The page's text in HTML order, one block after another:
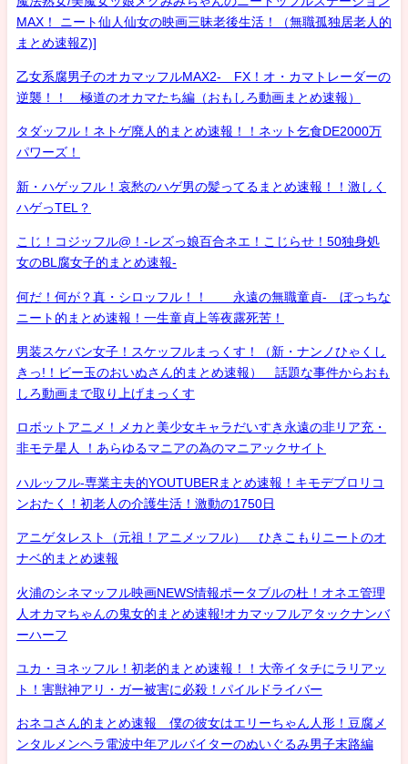
MAX！ ニート仙人仙女の映画三昧老後生活！（無職孤独居老人的
まとめ速報Z)]
乙女系腐男子のオカマッフルMAX2- FX！オ・カマトレーダーの
逆襲！！ 極道のオカマたち編（おもしろ動画まとめ速報）
タダッフル！ネトゲ廃人的まとめ速報！！ネット乞食DE2000万
パワーズ！
新・ハゲッフル！哀愁のハゲ男の髪ってるまとめ速報！！激しく
ハゲっTEL？
こじ！コジッフル@！-レズっ娘百合ネエ！こじらせ！50独身処
女のBL腐女子的まとめ速報-
何だ！何が？真・シロッフル！！ 永遠の無職童貞- ぼっちな
ニート的まとめ速報！一生童貞上等夜露死苦！
男装スケバン女子！スケッフルまっくす！（新・ナンノひゃくし
きっ!！ビー玉のおいぬさん的まとめ速報） 話題な事件からおも
しろ動画まで取り上げまっくす
ロボットアニメ！メカと美少女キャラだいすき永遠の非リア充・
非モテ星人 ！あらゆるマニアの為のマニアックサイト
ハルッフル-専業主夫的YOUTUBERまとめ速報！キモデブロリコ
ンおたく！初老人の介護生活！激動の1750日
アニゲタレスト（元祖！アニメッフル） ひきこもりニートのオ
ナベ的まとめ速報
火浦のシネマッフル映画NEWS情報ポータブルの杜！オネエ管理
人オカマちゃんの鬼女的まとめ速報!オカマッフルアタックナンバ
ーハーフ
ユカ・ヨネッフル！初老的まとめ速報！！大帝イタチにラリアッ
ト！害獣神アリ・ガー被害に必殺！パイルドライバー
おネコさん的まとめ速報 僕の彼女はエリーちゃん人形！豆腐メ
ンタルメンヘラ電波中年アルバイターのぬいぐるみ男子末路編